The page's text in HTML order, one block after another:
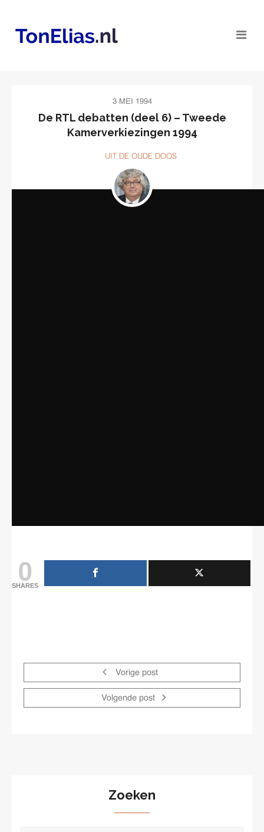
3 MEI 1994
De RTL debatten (deel 6) – Tweede
Kamerverkiezingen 1994
UIT DE OUDE DOOS
0
SHARES
Vorige post
Volgende post
Zoeken